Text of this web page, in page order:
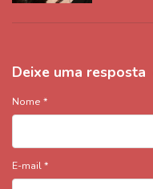
Deixe uma resposta
Nome *
E-mail*